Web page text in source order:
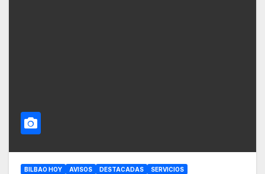
BILBAO HOY AVISOS DESTACADAS SERVICIOS